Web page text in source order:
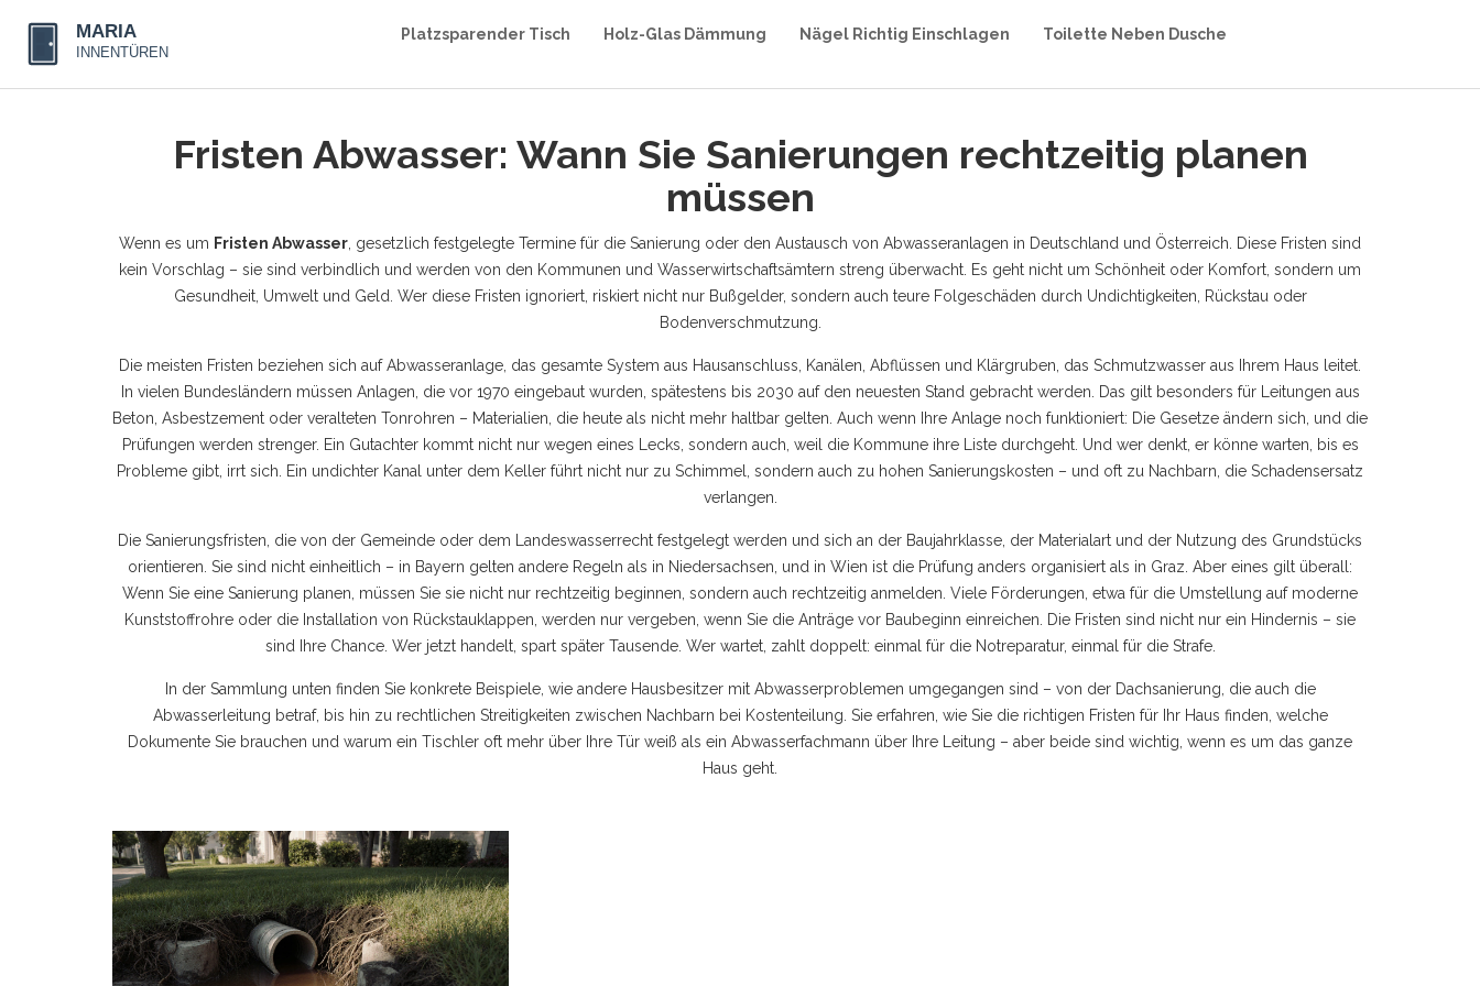
Platzsparender Tisch Holz-Glas Dämmung Nägel Richtig Einschlagen Toilette Neben Dusche
Fristen Abwasser: Wann Sie Sanierungen rechtzeitig planen
müssen
Wenn es um Fristen Abwasser gesetzlich festgelegte Termine für die Sanierung oder den Austausch von Abwasseranlagen in Deutschland und Österreich . Diese Fristen sind
kein Vorschlag – sie sind verbindlich und werden von den Kommunen und Wasserwirtschaftsämtern streng überwacht. Es geht nicht um Schönheit oder Komfort, sondern um
Gesundheit, Umwelt und Geld. Wer diese Fristen ignoriert, riskiert nicht nur Bußgelder, sondern auch teure Folgeschäden durch Undichtigkeiten, Rückstau oder
Bodenverschmutzung.
Die meisten Fristen beziehen sich aufAbwasseranlage das gesamte System aus Hausanschluss, Kanälen, Abflüssen und Klärgruben, das Schmutzwasser aus Ihrem Haus leitet
In vielen Bundesländern müssen Anlagen, die vor 1970 eingebaut wurden, spätestens bis 2030 auf den neuesten Stand gebracht werden. Das gilt besonders für Leitungen aus
Beton, Asbestzement oder veralteten Tonrohren – Materialien, die heute als nicht mehr haltbar gelten. Auch wenn Ihre Anlage noch funktioniert: Die Gesetze ändern sich, und die
Prüfungen werden strenger. Ein Gutachter kommt nicht nur wegen eines Lecks, sondern auch, weil die Kommune ihre Liste durchgeht. Und wer denkt, er könne warten, bis es
Probleme gibt, irrt sich. Ein undichter Kanal unter dem Keller führt nicht nur zu Schimmel, sondern auch zu hohen Sanierungskosten – und oft zu Nachbarn, die Schadensersatz
verlangen.
Die Sanierungsfristen die von der Gemeinde oder dem Landeswasserrecht festgelegt werden und sich an der Baujahrklasse, der Materialart und der Nutzung des Grundstücks
orientieren . Sie sind nicht einheitlich – in Bayern gelten andere Regeln als in Niedersachsen, und in Wien ist die Prüfung anders organisiert als in Graz. Aber eines gilt überall:
Wenn Sie eine Sanierung planen, müssen Sie sie nicht nur rechtzeitig beginnen, sondern auch rechtzeitig anmelden. Viele Förderungen, etwa für die Umstellung auf moderne
Kunststoffrohre oder die Installation von Rückstauklappen, werden nur vergeben, wenn Sie die Anträge vor Baubeginn einreichen.
Die Fristen sind nicht nur ein Hindernis – sie
sind Ihre Chance. Wer jetzt handelt, spart später Tausende. Wer wartet, zahlt doppelt: einmal für die Notreparatur, einmal für die Strafe.
In der Sammlung unten finden Sie konkrete Beispiele, wie andere Hausbesitzer mit Abwasserproblemen umgegangen sind – von der Dachsanierung, die auch die
Abwasserleitung betraf, bis hin zu rechtlichen Streitigkeiten zwischen Nachbarn bei Kostenteilung. Sie erfahren, wie Sie die richtigen Fristen für Ihr Haus finden, welche
Dokumente Sie brauchen und warum ein Tischler oft mehr über Ihre Tür weiß als ein Abwasserfachmann über Ihre Leitung – aber beide sind wichtig, wenn es um das ganze
Haus geht.